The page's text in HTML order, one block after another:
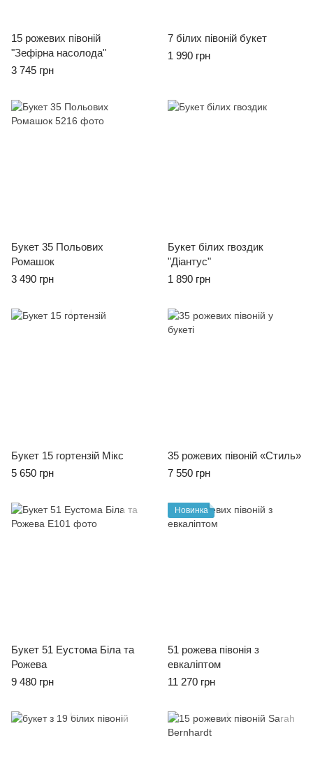
15 рожевих півоній
"Зефірна насолода"
3 745 грн
7 білих півоній букет
1 990 грн
Букет 35 Польових
Ромашок
3 490 грн
Букет білих гвоздик
"Діантус"
1 890 грн
Бестселлери
Букет 15 гортензій Мікс
5 650 грн
35 рожевих півоній «Стиль»
7 550 грн
Букет 51 Еустома Біла та
Рожева
9 480 грн
Новинка
51 рожева півонія з
евкаліптом
11 270 грн
Бестселлери Бестселлери